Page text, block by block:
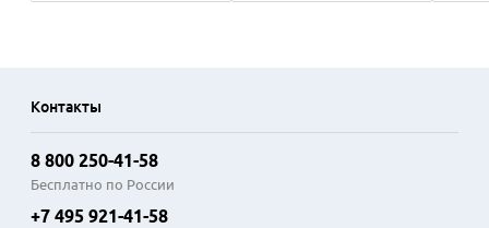
Контакты
8 800 250-41-58
Бесплатно по России
+7 495 921-41-58